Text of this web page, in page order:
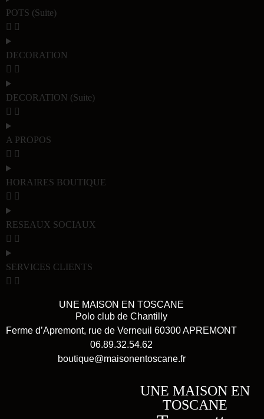
POTS (Suite)
DECORATION
DECORATION (Suite)
A PROPOS
HORAIRES BOUTIQUE
RESEAUX SOCIAUX
SERVICES CLIENTS
UNE MAISON EN TOSCANE
Polo club de Chantilly
Ferme d’Apremont, rue de Verneuil 60300 APREMONT
06.89.32.54.62
boutique@maisonentoscane.fr
UNE MAISON EN
TOSCANE